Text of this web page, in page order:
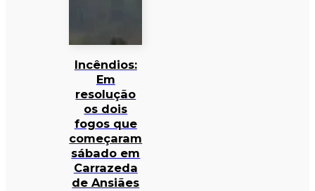
Incêndios:
Em
resolução
os dois
fogos que
começaram
sábado em
Carrazeda
de Ansiães